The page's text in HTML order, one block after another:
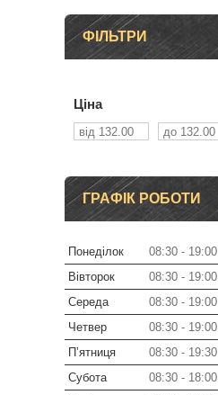
ФІЛЬТРИ
Ціна
ГРАФІК РОБОТИ
Понеділок 08:30
19:00
Вівторок
08:30
19:00
Середа
08:30
19:00
Четвер
08:30
19:00
Пʼятниця
08:30
19:30
Субота
08:30
18:00